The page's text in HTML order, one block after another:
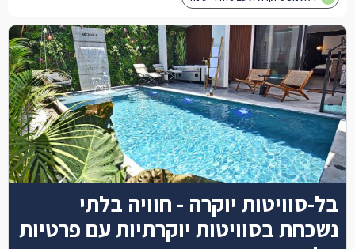
בל-סוויטות יוקרה - חוויה בלתי
נשכחת בסוויטות יוקרתיות עם פרטיות